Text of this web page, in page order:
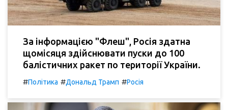
За інформацією "Флеш", Росія здатна
щомісяця здійснювати пуски до 100
балістичних ракет по території України.
#Політика #Дональд Трамп #Росія